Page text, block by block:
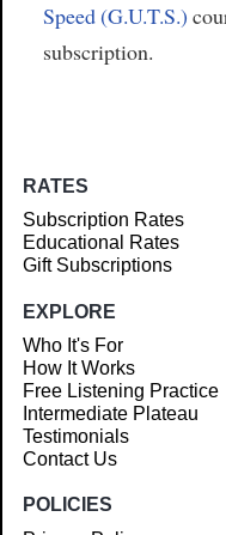
Speed (G.U.T.S.)
subscription.
RATES
Subscription Rates
Educational Rates
Gift Subscriptions
EXPLORE
Who It's For
How It Works
Free Listening Practice
Intermediate Plateau
Testimonials
Contact Us
POLICIES